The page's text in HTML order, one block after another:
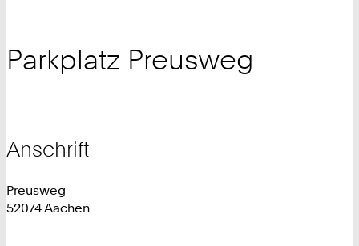
Parkplatz Preusweg
Anschrift
Preusweg
52074 Aachen